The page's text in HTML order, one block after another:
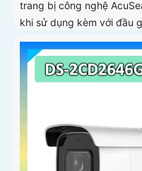
trang bị công nghệ
khi sử dụng kèm với đầu
ngược sáng WDR
đàm thoại 2 chiều, ống